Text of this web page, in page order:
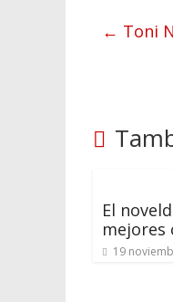
← Toni
El
mejores
19